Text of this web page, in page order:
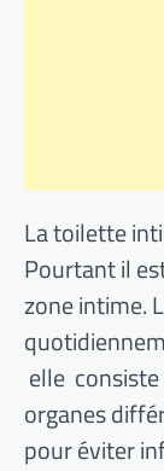
La toilette
Pourtant il
zone intime.
elle consiste
organes
pour éviter